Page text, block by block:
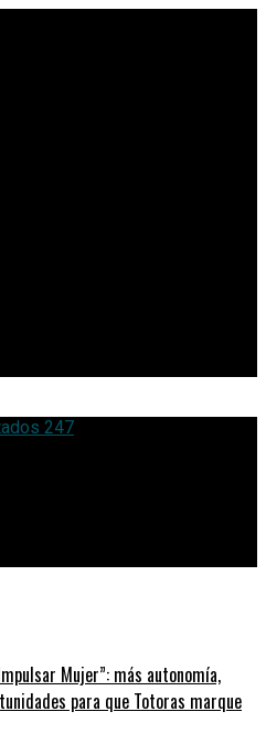
Mujer”: más autonomía,
para que Totoras marque